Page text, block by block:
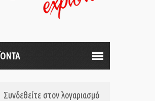
Συνδεθείτε στον λογαριασμό